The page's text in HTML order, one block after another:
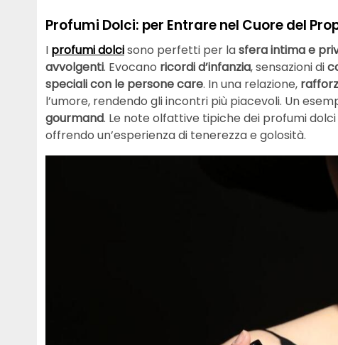
Profumi Dolci: per Entrare nel Cuore del
I profumi dolcisono perfetti per lasfera intima e
avvolgenti. Evocano ricordi d’infanzia, sensazioni di
speciali con le persone care. In una relazione,
l’umore, rendendo gli incontri più piacevoli. Un
gourmand. Le note olfattive tipiche dei profumi
offrendo un’esperienza di tenerezza e golosità.